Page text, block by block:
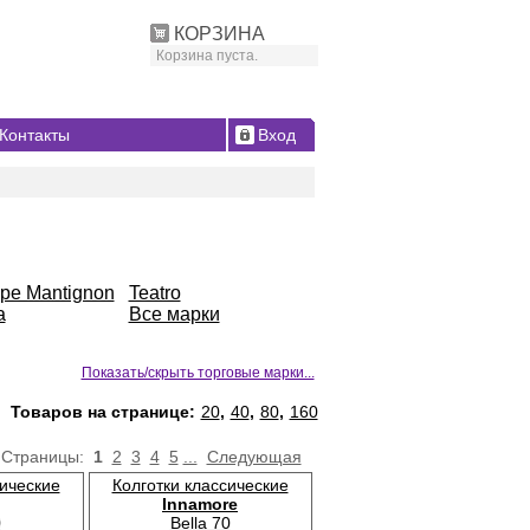
КОРЗИНА
Корзина пуста.
Контакты Вход
Mantignon
Teatro
Все марки
Показать/скрыть торговые марки...
Товаров на странице: 20, 40, 80, 160
Страницы: 1 2 3 4 5 Следующая
Колготки классические
Innamore
Bella 70